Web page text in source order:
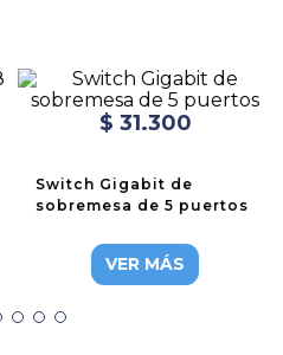
$ 31.300
Switch Gigabit de
sobremesa de 5 puertos
VER MÁS